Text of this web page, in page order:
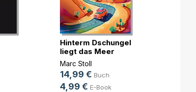
Hinterm Dschungel
liegt das Meer
Marc Stoll
14,99 € Buch
4,99 € E-Book